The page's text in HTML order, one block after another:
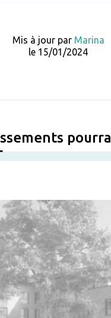
Mis à jour par Marina
le 15/01/2024